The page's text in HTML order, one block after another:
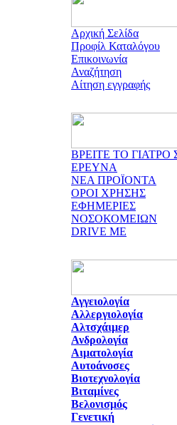
Αρχική Σελίδα
Προφίλ Καταλόγου
Επικοινωνία
Αναζήτηση
Αίτηση εγγραφής
ΒΡΕΙΤΕ ΤΟ ΓΙΑΤΡΟ
ΕΡΕΥΝΑ
ΝΕΑ ΠΡΟΪΟΝΤΑ
ΟΡΟΙ ΧΡΗΣΗΣ
ΕΦΗΜΕΡΙΕΣ
ΝΟΣΟΚΟΜΕΙΩΝ
DRIVE ME
Αγγειολογία
Αλλεργιολογία
Αλτσχάιμερ
Ανδρολογία
Αιματολογία
Αυτοάνοσες
Βιοτεχνολογία
Βιταμίνες
Βελονισμός
Γενετική